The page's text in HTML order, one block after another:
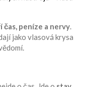
čas, peníze a nervy.
jako vlasová krysa